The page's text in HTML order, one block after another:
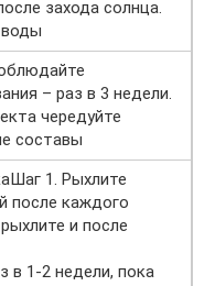
захода солнца.
воды
– раз в 3 недели.
чередуйте
составы
1. Рыхлите
после каждого
и после
в 1-2 недели, пока